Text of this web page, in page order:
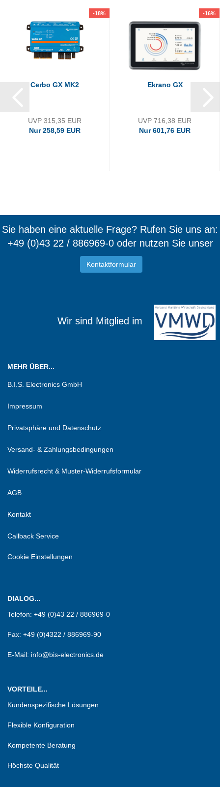
-18%
Cerbo GX MK2
UVP 315,35 EUR
Nur 258,59 EUR
-16%
Ekrano GX
UVP 716,38 EUR
Nur 601,76 EUR
Sie haben eine aktuelle Frage? Rufen Sie uns an:
+49 (0)43 22 / 886969-0 oder nutzen Sie unser
Kontaktformular
Wir sind Mitglied im
MEHR ÜBER...
B.I.S. Electronics GmbH
Impressum
Privatsphäre und Datenschutz
Versand- & Zahlungsbedingungen
Widerrufsrecht & Muster-Widerrufsformular
AGB
Kontakt
Callback Service
Cookie Einstellungen
DIALOG...
Telefon: +49 (0)43 22 / 886969-0
Fax: +49 (0)4322 / 886969-90
E-Mail: info@bis-electronics.de
VORTEILE...
Kundenspezifische Lösungen
Flexible Konfiguration
Kompetente Beratung
Höchste Qualität